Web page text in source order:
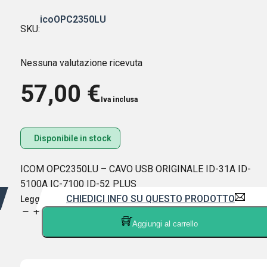
SKU:
icoOPC2350LU
Nessuna valutazione ricevuta
57,00 € Iva inclusa
Disponibile in stock
ICOM OPC2350LU – CAVO USB ORIGINALE ID-31A ID-
5100A IC-7100 ID-52 PLUS
Leggi di più CHIEDICI INFO SU QUESTO PRODOTTO
ICOM
Aggiungi al carrello